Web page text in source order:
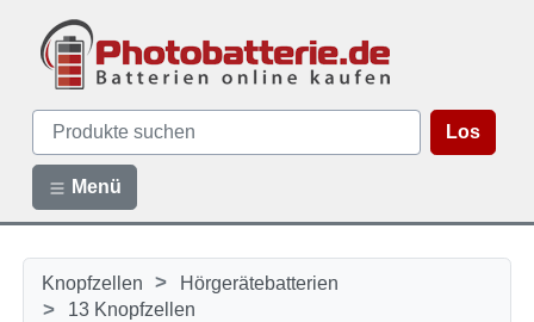
Los
Menü
Knopfzellen > Hörgerätebatterien
> 13 Knopfzellen